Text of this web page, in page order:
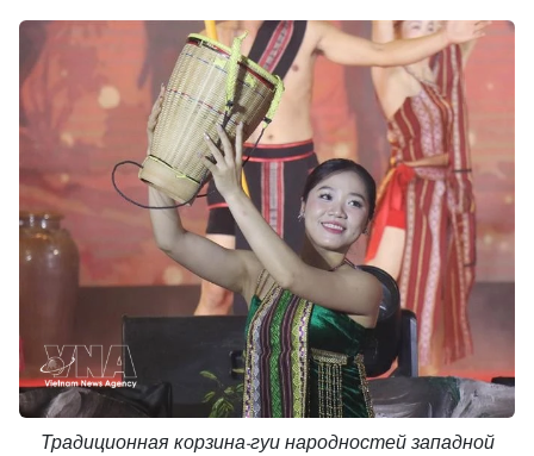
Традиционная корзина-гуи народностей западной